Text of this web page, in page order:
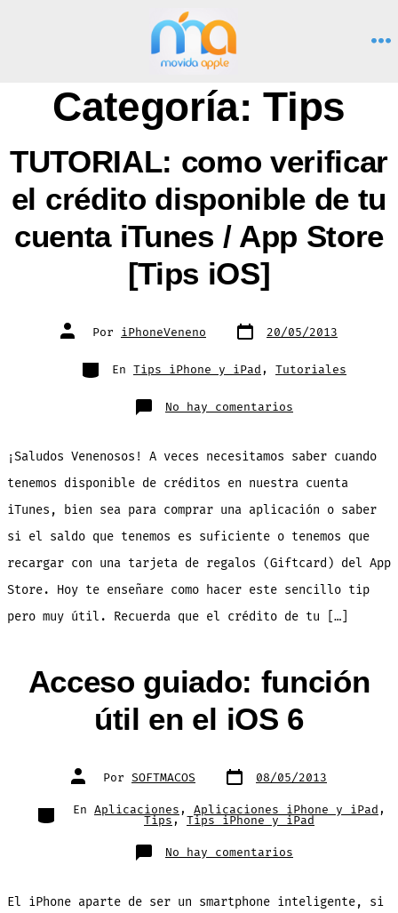
Categoría:Tips
TUTORIAL: como verificar
el crédito disponible de tu
cuenta iTunes / App Store
[Tips iOS]
Autor
de Por iPhoneVeneno Fecha
de 20/05/2013
Categorías
En Tips iPhone y iPad , Tutoriales
No hay comentarios
TUTORIAL:
crédito
de
tu
cuenta
iTunes
App
Store
[Tips
iOS]
¡Saludos Venenosos! A veces necesitamos saber cuando
tenemos disponible de créditos en nuestra cuenta
iTunes, bien sea para comprar una aplicación o saber
si el saldo que tenemos es suficiente o tenemos que
recargar con una tarjeta de regalos (Giftcard) del App
Store. Hoy te enseñare como hacer este sencillo tip
pero muy útil. Recuerda que el crédito de tu […]
Acceso guiado: función
útil en el iOS 6
Autor
de
entrada
Por SOFTMACOS Fecha
de 08/05/2013
Categorías
En Aplicaciones , Aplicaciones iPhone y iPad ,
Tips , Tips iPhone y iPad
No hay comentarios
Acceso
útil
en
El iPhone aparte de ser un smartphone inteligente, si